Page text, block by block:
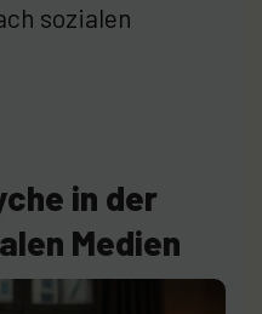
sozialen
in der
Medien